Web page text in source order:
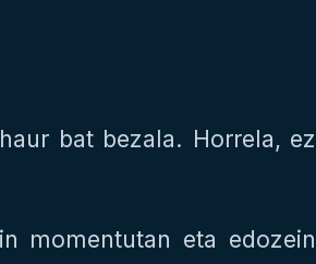
bat bezala. Horrela, ez
momentutan eta edozein